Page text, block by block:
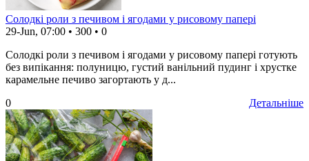
Солодкі роли з печивом і ягодами у рисовому папері
29-Jun, 07:00 • 300 • 0
Солодкі роли з печивом і ягодами у рисовому папері готують
без випікання: полуницю, густий ванільний пудинг і хрустке
карамельне печиво загортають у д...
Детальніше
0